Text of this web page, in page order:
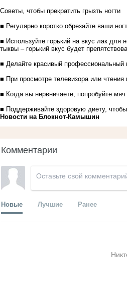
Советы, чтобы прекратить грызть ногти
■ Регулярно коротко обрезайте ваши
■ Используйте горький на вкус лак для
тыквы – горький вкус будет
■ Делайте красивый профессиональный
■ При просмотре телевизора или
■ Когда вы нервничаете, попробуйте
■ Поддерживайте здоровую диету,
Новости на Блoкнoт-Камышин
Комментарии
Новые Лучшие Ранее